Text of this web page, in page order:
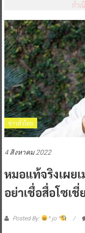
กำเ
ข่าวทั่วไทย
4 สิงหาคม 2022
หมอแท้จริงเผย
อย่าเชื่อสื่อโซเ
Posted By: ^ jo ^